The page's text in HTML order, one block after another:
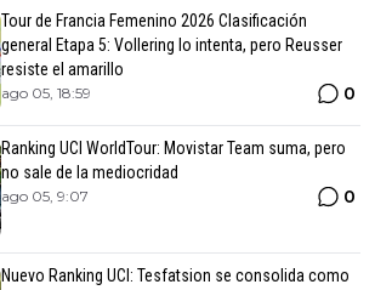
Tour de Francia Femenino 2026 Clasificación
general Etapa 5: Vollering lo intenta, pero Reusser
resiste el amarillo
ago 05, 18:59 0
Ranking UCI WorldTour: Movistar Team suma, pero
no sale de la mediocridad
ago 05, 9:07 0
Nuevo Ranking UCI: Tesfatsion se consolida como